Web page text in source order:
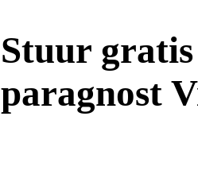
Stuur
paragnost